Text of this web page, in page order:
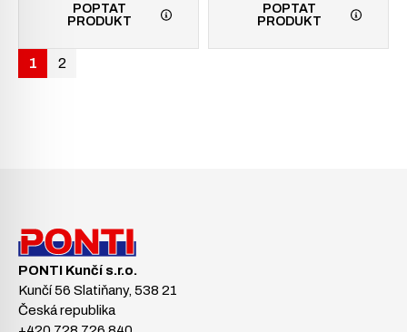
POPTAT
PRODUKT
POPTAT
PRODUKT
1 2
PONTI Kunčí s.r.o.
Kunčí 56 Slatiňany, 538 21
Česká republika